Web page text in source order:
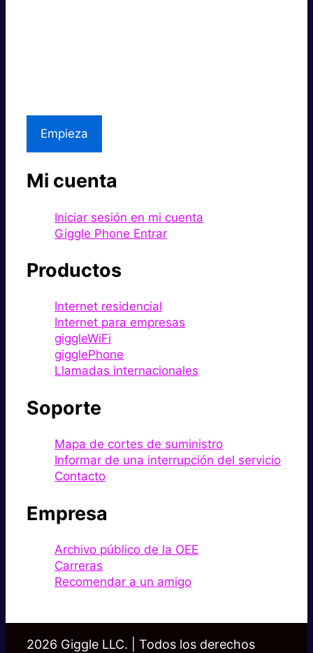
Empieza
Mi cuenta
Iniciar sesión en mi cuenta
Giggle Phone Entrar
Productos
Internet residencial
Internet para empresas
giggleWiFi
gigglePhone
Llamadas internacionales
Soporte
Mapa de cortes de suministro
Informar de una interrupción del servicio
Contacto
Empresa
Archivo público de la OEE
Carreras
Recomendar a un amigo
2026 Giggle LLC. | Todos los derechos